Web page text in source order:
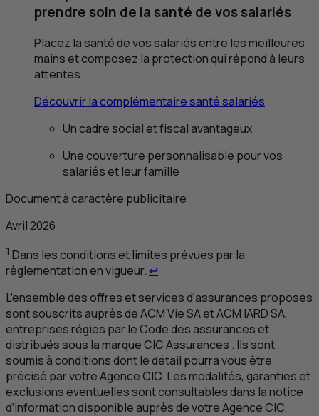
prendre soin de la santé de vos salariés
Placez la santé de vos salariés entre les meilleures
mains et composez la protection qui répond à leurs
attentes.
Découvrir la complémentaire santé salariés
Un cadre social et fiscal avantageux
Une couverture personnalisable pour vos
salariés et leur famille
Document à caractère publicitaire
Avril 2026
1 Dans les conditions et limites prévues par la
règlementation en vigueur. ↩Retour au renvoi 1
L’ensemble des offres et services d’assurances proposés
sont souscrits auprès deACMVieSAetACM IARDSA,
entreprises régies par le Code des assurances et
distribués sous la marqueCICAssurances . Ils sont
soumis à conditions dont le détail pourra vous être
précisé par votre AgenceCIC. Les modalités, garanties et
exclusions éventuelles sont consultables dans la notice
d’information disponible auprès de votre AgenceCIC.